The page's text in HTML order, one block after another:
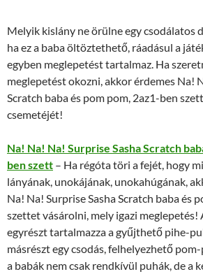
Melyik kislány ne örülne egy csodálatos
ha ez a baba öltöztethető, ráadásul a
egyben meglepetést tartalmaz. Ha
meglepetést okozni, akkor érdemes Na!
Scratch baba és pom pom, 2az1-ben
csemetéjét!
Na! Na! Na! Surprise Sasha Scratch
ben szett – Ha régóta töri a fejét, hogy
lányának, unokájának, unokahúgának,
Na! Na! Surprise Sasha Scratch baba és
szettet vásárolni, mely igazi meglepetés!
egyrészt tartalmazza a gyűjthető pihe-
másrészt egy csodás, felhelyezhető
a babák nem csak rendkívül puhák, de a